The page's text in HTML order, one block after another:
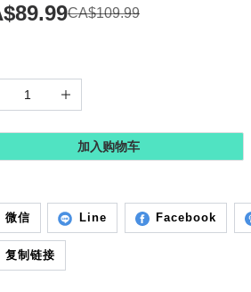
CA$109.99
加入购物车
微信 Line Facebook
复制链接